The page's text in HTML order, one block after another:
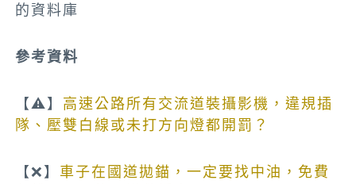
的資料庫
參考資料
【⚠️】 高速公路所有交流道裝攝影機，違規插
隊、壓雙白線或未打方向燈都開罰？
【❌】 車子在國道拋錨，一定要找中油，免費